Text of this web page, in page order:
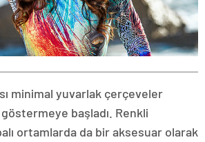
minimal yuvarlak çerçeveler
başladı. Renkli
ortamlarda da bir aksesuar olarak